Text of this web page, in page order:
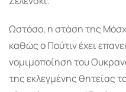
Ωστόσο, η στάση της
καθώς ο Πούτιν έχει
νομιμοποίηση του
της εκλεγμένης θητείας